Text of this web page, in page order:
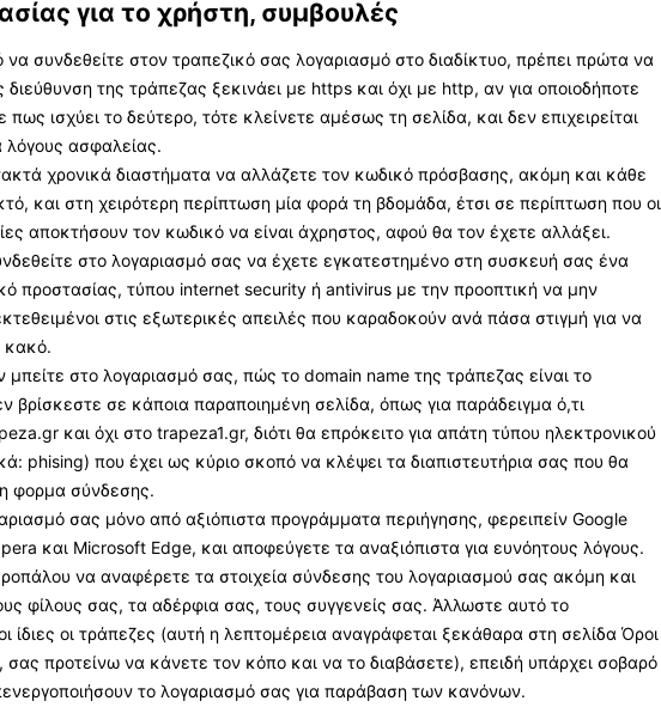
για το χρήστη, συμβουλές
συνδεθείτε στον τραπεζικό σας λογαριασμό στο διαδίκτυο, πρέπει πρώτα να
διεύθυνση της τράπεζας ξεκινάει με https και όχι με http, αν για οποιοδήποτε
πως ισχύει το δεύτερο, τότε κλείνετε αμέσως τη σελίδα, και δεν επιχειρείται
λόγους ασφαλείας.
χρονικά διαστήματα να αλλάζετε τον κωδικό πρόσβασης, ακόμη και κάθε
και στη χειρότερη περίπτωση μία φορά τη βδομάδα, έτσι σε περίπτωση που οι
αποκτήσουν τον κωδικό να είναι άχρηστος, αφού θα τον έχετε αλλάξει.
στο λογαριασμό σας να έχετε εγκατεστημένο στη συσκευή σας ένα
προστασίας, τύπου internet security ή antivirus με την προοπτική να μην
στις εξωτερικές απειλές που καραδοκούν ανά πάσα στιγμή για να
κακό.
μπείτε στο λογαριασμό σας, πώς το domain name της τράπεζας είναι το
βρίσκεστε σε κάποια παραποιημένη σελίδα, όπως για παράδειγμα ό,τι
και όχι στο trapeza1.gr, διότι θα επρόκειτο για απάτη τύπου ηλεκτρονικού
phising) που έχει ως κύριο σκοπό να κλέψει τα διαπιστευτήρια σας που θα
φορμα σύνδεσης.
σας μόνο από αξιόπιστα προγράμματα περιήγησης, φερειπείν Google
και Microsoft Edge, και αποφεύγετε τα αναξιόπιστα για ευνόητους λόγους.
να αναφέρετε τα στοιχεία σύνδεσης του λογαριασμού σας ακόμη και
φίλους σας, τα αδέρφια σας, τους συγγενείς σας. Άλλωστε αυτό το
ίδιες οι τράπεζες (αυτή η λεπτομέρεια αναγράφεται ξεκάθαρα στη σελίδα Όροι
σας προτείνω να κάνετε τον κόπο και να το διαβάσετε), επειδή υπάρχει σοβαρό
το λογαριασμό σας για παράβαση των κανόνων.